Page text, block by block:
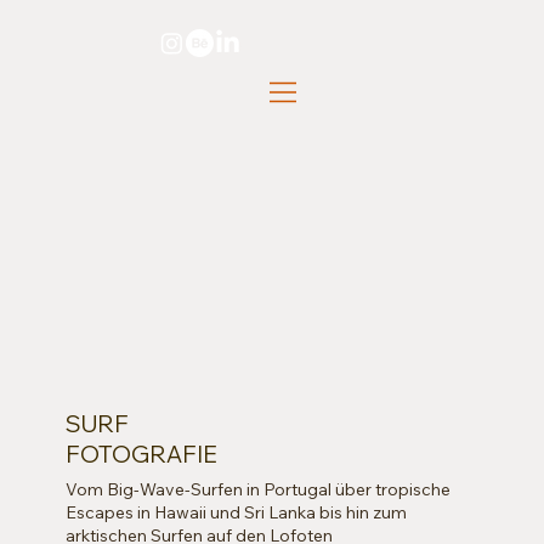
SURF
FOTOGRAFIE
Vom Big-Wave-Surfen in Portugal über tropische
Escapes in Hawaii und Sri Lanka bis hin zum
arktischen Surfen auf den Lofoten